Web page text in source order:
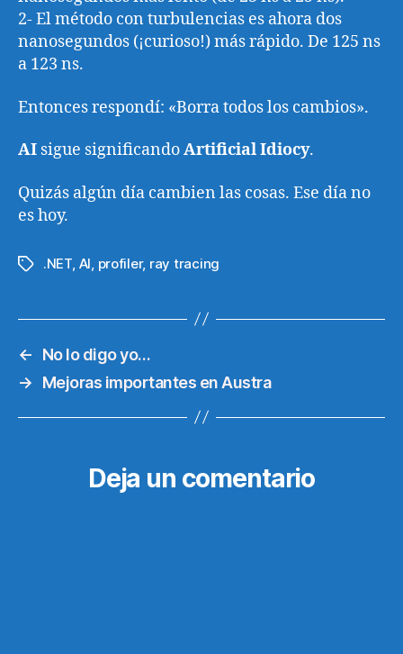
2- El método con turbulencias es ahora dos
nanosegundos (¡curioso!) más rápido. De 125 ns
a 123 ns.
Entonces respondí: «Borra todos los cambios».
AI sigue significandoArtificial Idiocy.
Quizás algún día cambien las cosas. Ese día no
es hoy.
Etiquetas
.NET AI profiler, ray tracing
←
No lo digo yo…
→
Mejoras importantes en Austra
Deja un comentario